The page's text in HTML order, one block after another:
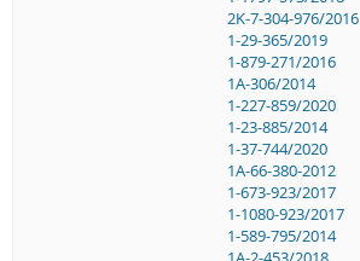
2K-7-304-976/2016
1-29-365/2019
1-879-271/2016
1A-306/2014
1-227-859/2020
1-23-885/2014
1-37-744/2020
1A-66-380-2012
1-673-923/2017
1-1080-923/2017
1-589-795/2014